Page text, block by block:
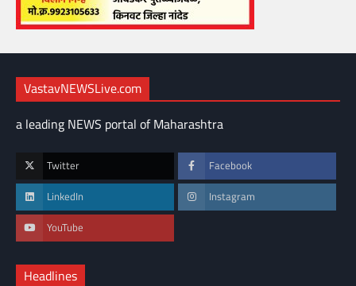
VastavNEWSLive.com
a leading NEWS portal of Maharashtra
Twitter Facebook
LinkedIn Instagram
YouTube
Headlines